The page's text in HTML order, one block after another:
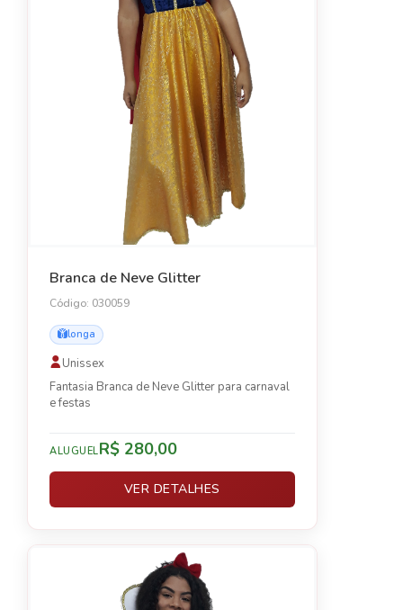
Branca de Neve Glitter
Código: 030059
longa
Unissex
Fantasia Branca de Neve Glitter para carnaval
e festas
ALUGUELR$ 280,00
VER DETALHES